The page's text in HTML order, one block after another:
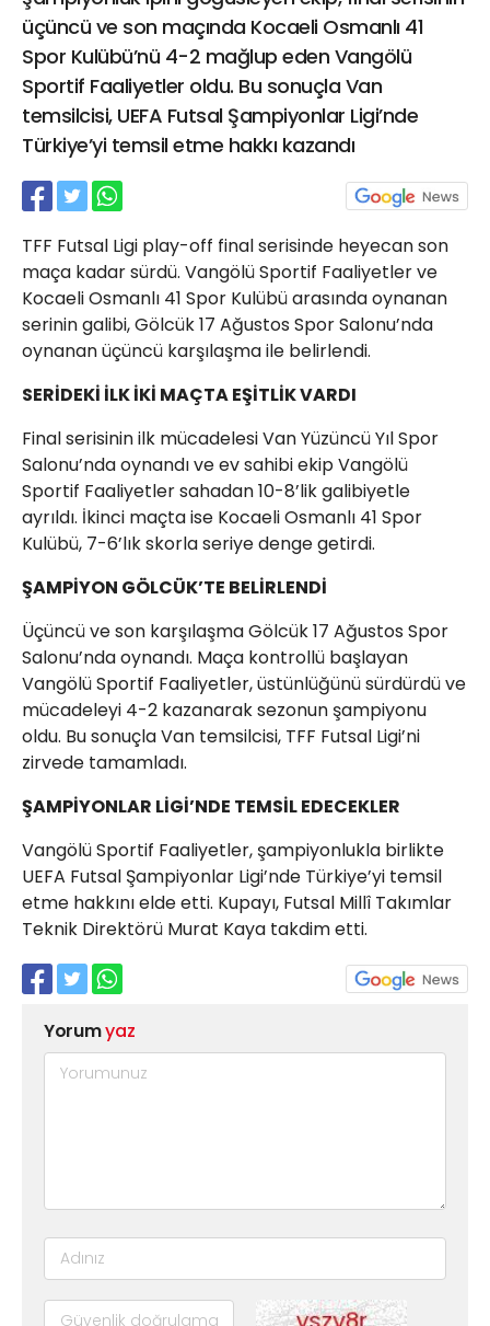
üçüncü ve son maçında Kocaeli Osmanlı 41
Spor Kulübü’nü 4-2 mağlup eden Vangölü
Sportif Faaliyetler oldu. Bu sonuçla Van
temsilcisi, UEFA Futsal Şampiyonlar Ligi’nde
Türkiye’yi temsil etme hakkı kazandı
TFF Futsal Ligi play-off final serisinde heyecan son
maça kadar sürdü. Vangölü Sportif Faaliyetler ve
Kocaeli Osmanlı 41 Spor Kulübü arasında oynanan
serinin galibi, Gölcük 17 Ağustos Spor Salonu’nda
oynanan üçüncü karşılaşma ile belirlendi.
SERİDEKİ İLK İKİ MAÇTA EŞİTLİK VARDI
Final serisinin ilk mücadelesi Van Yüzüncü Yıl Spor
Salonu’nda oynandı ve ev sahibi ekip Vangölü
Sportif Faaliyetler sahadan 10-8’lik galibiyetle
ayrıldı. İkinci maçta ise Kocaeli Osmanlı 41 Spor
Kulübü, 7-6’lık skorla seriye denge getirdi.
ŞAMPİYON GÖLCÜK’TE BELİRLENDİ
Üçüncü ve son karşılaşma Gölcük 17 Ağustos Spor
Salonu’nda oynandı. Maça kontrollü başlayan
Vangölü Sportif Faaliyetler, üstünlüğünü sürdürdü ve
mücadeleyi 4-2 kazanarak sezonun şampiyonu
oldu. Bu sonuçla Van temsilcisi, TFF Futsal Ligi’ni
zirvede tamamladı.
ŞAMPİYONLAR LİGİ’NDE TEMSİL EDECEKLER
Vangölü Sportif Faaliyetler, şampiyonlukla birlikte
UEFA Futsal Şampiyonlar Ligi’nde Türkiye’yi temsil
etme hakkını elde etti. Kupayı, Futsal Millî Takımlar
Teknik Direktörü Murat Kaya takdim etti.
Yorumyaz
21 Gölcük
02624132333
haber@golcukpostasi.com